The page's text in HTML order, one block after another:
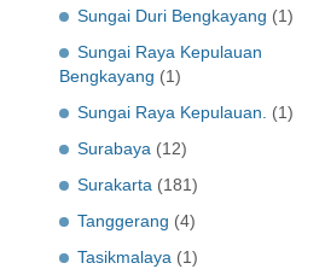
Sungai Duri Bengkayang (1)
Sungai Raya Kepulauan
Bengkayang (1)
Sungai Raya Kepulauan.
(1)
Surabaya (12)
Surakarta (181)
Tanggerang (4)
Tasikmalaya (1)